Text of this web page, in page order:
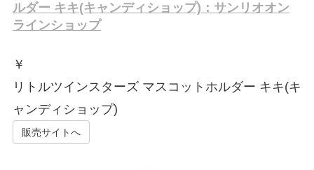
ルダー キキ(キャンディショップ)：サンリオオン
ラインショップ
￥
リトルツインスターズ マスコットホルダー キキ(キ
ャンディショップ)
販売サイトへ